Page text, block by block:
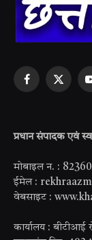
Facebook
X
प्रधान संपादक एवं
मोबाइल न. :
ईमेल :
वेबसाइट :
कार्यालय : बीटीआई